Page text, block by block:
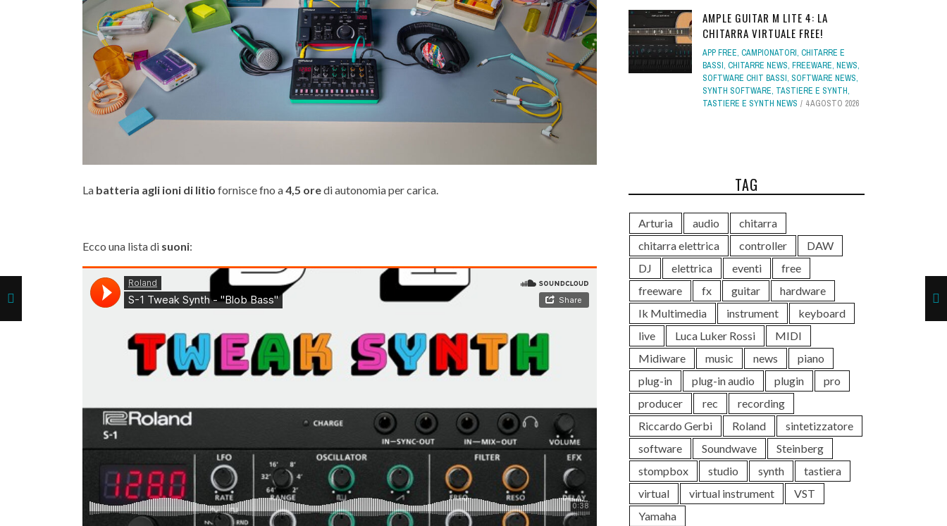
La batteria agli ioni di litio fornisce fno a4,5 oredi autonomia per carica.
Ecco una lista di suoni:
AMPLE GUITAR M LITE 4: LA
CHITARRA VIRTUALE FREE!
APP FREE, CAMPIONATORI, CHITARRE E
BASSI, CHITARRE NEWS, FREEWARE, NEWS,
SOFTWARE CHIT BASSI, SOFTWARE NEWS,
SYNTH SOFTWARE, TASTIERE E SYNTH,
TASTIERE E SYNTH NEWS
4 AGOSTO 2026
TAG
Arturia audio
chitarra
chitarra elettrica
controller
DAW
DJ
elettrica eventi
free
freeware
fx guitar
hardware
Ik Multimedia
instrument
keyboard
live
Luca Luker Rossi
MIDI
Midiware
music news
piano
plug-in
plug-in audio plugin
pro
producer
rec
recording
Riccardo Gerbi
Roland
sintetizzatore
software
Soundwave
Steinberg
stompbox
studio synth
tastiera
virtual
virtual instrument
VST
Yamaha